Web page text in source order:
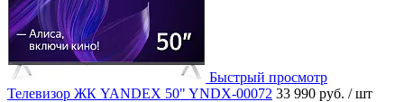
Быстрый просмотр
Телевизор ЖК YANDEX 50" YNDX-00072 33 990 руб. / шт